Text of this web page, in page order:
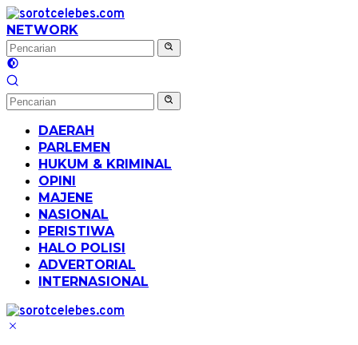
Langsung
ke
konten
NETWORK
DAERAH
PARLEMEN
HUKUM & KRIMINAL
OPINI
MAJENE
NASIONAL
PERISTIWA
HALO POLISI
ADVERTORIAL
INTERNASIONAL